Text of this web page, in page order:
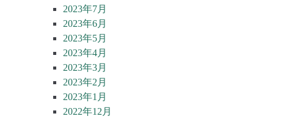
2023年7月
2023年6月
2023年5月
2023年4月
2023年3月
2023年2月
2023年1月
2022年12月